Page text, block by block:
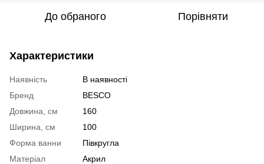
До обраного Порівняти
Характеристики
Наявність
В наявності
Бренд
BESCO
Довжина, см
160
Ширина, см
100
Форма ванни
Півкругла
Матеріал
Акрил